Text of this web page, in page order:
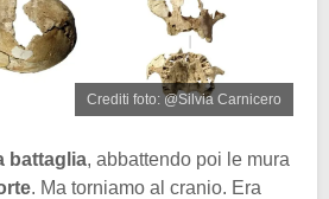
Crediti foto: @Silvia Carnicero
battaglia, abbattendo poi le mura
. Ma torniamo al cranio. Era